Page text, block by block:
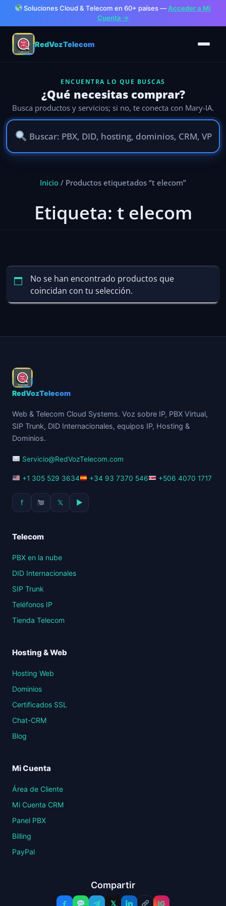
Soluciones Cloud & Telecom en 60+ países — Acceder a Mi
Cuenta →
RedVozTelecom
ENCUENTRA LO QUE BUSCAS
¿Qué necesitas comprar?
Busca productos y servicios; si no, te conecta con Mary-IA.
Inicio / Productos etiquetados “t elecom”
Etiqueta: t elecom
No se han encontrado productos que
coincidan con tu selección.
RedVozTelecom
Web & Telecom Cloud Systems. Voz sobre IP, PBX Virtual,
SIP Trunk, DID Internacionales, equipos IP, Hosting &
Dominios.
Servicio@RedVozTelecom.com
+1 305 529 3634 +34 93 7370 546 +506 4070 1717
f 𝕏 ▶
Telecom
PBX en la nube
DID Internacionales
SIP Trunk
Teléfonos IP
Tienda Telecom
Hosting & Web
Hosting Web
Dominios
Certificados SSL
Chat-CRM
Blog
Mi Cuenta
Área de Cliente
Mi Cuenta CRM
Panel PBX
Billing
PayPal
Compartir
𝕏 IG